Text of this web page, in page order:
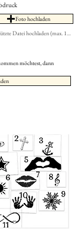
Foto hochladen
Unterstützte Datei hochladen (max. 15MB)
möchtest, dann